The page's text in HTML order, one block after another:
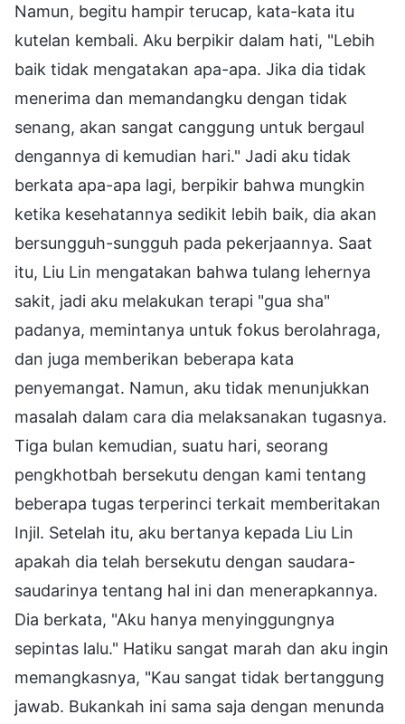
Namun, begitu hampir terucap, kata-kata itu
kutelan kembali. Aku berpikir dalam hati, "Lebih
baik tidak mengatakan apa-apa. Jika dia tidak
menerima dan memandangku dengan tidak
senang, akan sangat canggung untuk bergaul
dengannya di kemudian hari." Jadi aku tidak
berkata apa-apa lagi, berpikir bahwa mungkin
ketika kesehatannya sedikit lebih baik, dia akan
bersungguh-sungguh pada pekerjaannya. Saat
itu, Liu Lin mengatakan bahwa tulang lehernya
sakit, jadi aku melakukan terapi "gua sha"
padanya, memintanya untuk fokus berolahraga,
dan juga memberikan beberapa kata
penyemangat. Namun, aku tidak menunjukkan
masalah dalam cara dia melaksanakan tugasnya.
Tiga bulan kemudian, suatu hari, seorang
pengkhotbah bersekutu dengan kami tentang
beberapa tugas terperinci terkait memberitakan
Injil. Setelah itu, aku bertanya kepada Liu Lin
apakah dia telah bersekutu dengan saudara-
saudarinya tentang hal ini dan menerapkannya.
Dia berkata, "Aku hanya menyinggungnya
sepintas lalu." Hatiku sangat marah dan aku ingin
memangkasnya, "Kau sangat tidak bertanggung
jawab. Bukankah ini sama saja dengan menunda